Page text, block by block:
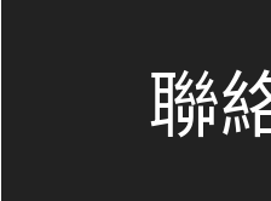
聯